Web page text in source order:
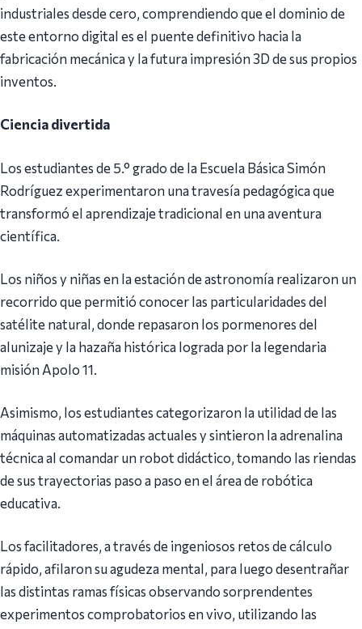
industriales desde cero, comprendiendo que el dominio de
este entorno digital es el puente definitivo hacia la
fabricación mecánica y la futura impresión 3D de sus propios
inventos.
Ciencia divertida
Los estudiantes de 5.° grado de la Escuela Básica Simón
Rodríguez experimentaron una travesía pedagógica que
transformó el aprendizaje tradicional en una aventura
científica.
Los niños y niñas en la estación de astronomía realizaron un
recorrido que permitió conocer las particularidades del
satélite natural, donde repasaron los pormenores del
alunizaje y la hazaña histórica lograda por la legendaria
misión Apolo 11.
Asimismo, los estudiantes categorizaron la utilidad de las
máquinas automatizadas actuales y sintieron la adrenalina
técnica al comandar un robot didáctico, tomando las riendas
de sus trayectorias paso a paso en el área de robótica
educativa.
Los facilitadores, a través de ingeniosos retos de cálculo
rápido, afilaron su agudeza mental, para luego desentrañar
las distintas ramas físicas observando sorprendentes
experimentos comprobatorios en vivo, utilizando las